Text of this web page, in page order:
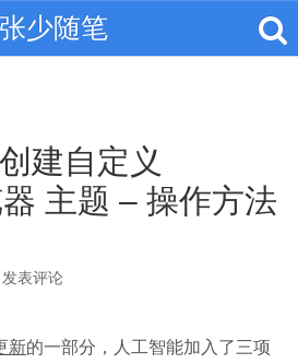
张少随笔
建自定义
主题 – 操作方法
发表评论
新的一部分，人工智能加入了三项